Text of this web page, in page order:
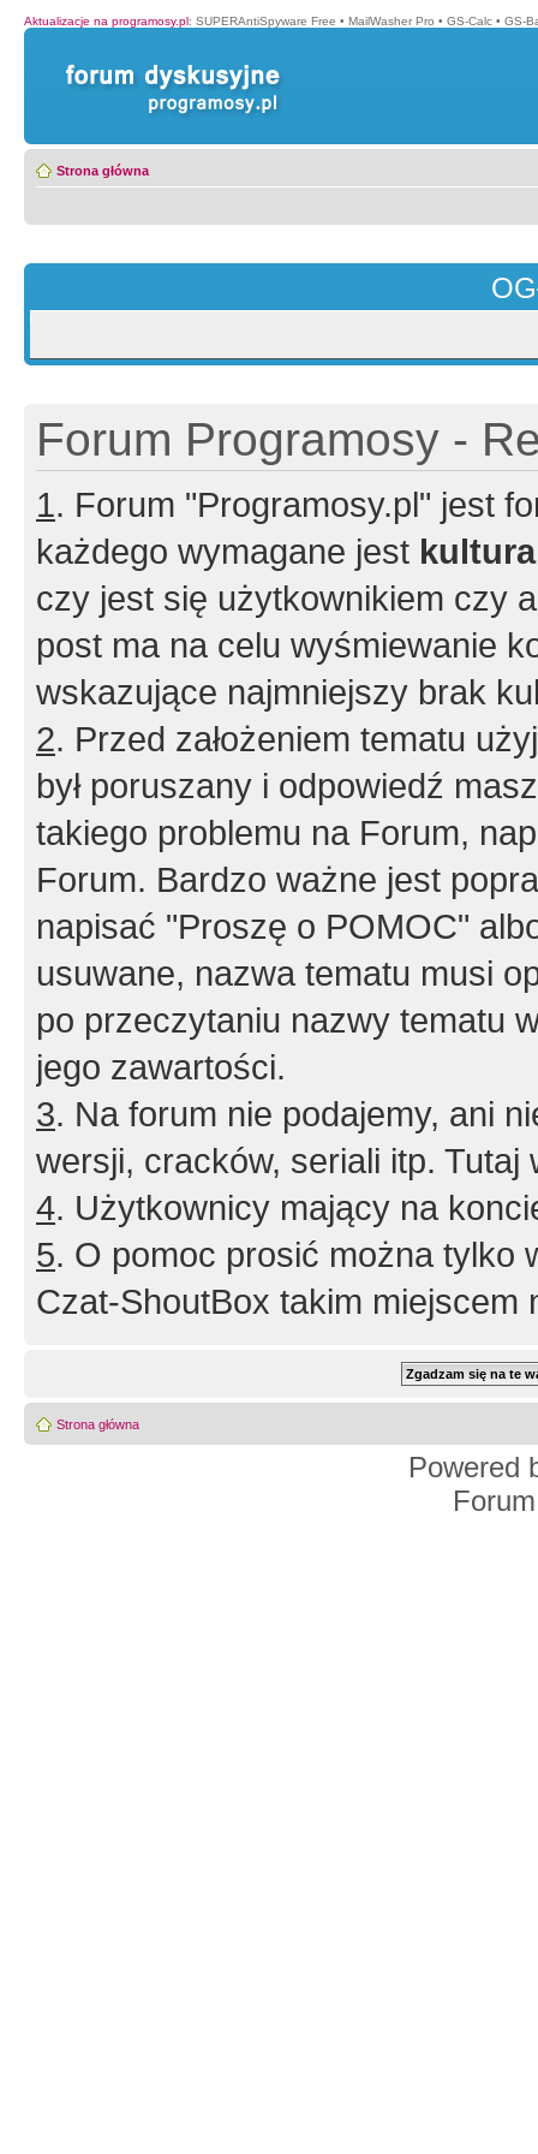
Aktualizacje na programosy.pl: SUPERAntiSpyware Free • MailWasher Pro • GS-Calc • GS-
Strona główna
Forum Programosy -
1. Forum "Programosy.pl" jest
każdego wymagane jest
czy jest się użytkownikiem czy
post ma na celu wyśmiewanie
wskazujące najmniejszy brak
2. Przed założeniem tematu
był poruszany i odpowiedź
takiego problemu na Forum,
Forum. Bardzo ważne jest
napisać "Proszę o POMOC"
usuwane, nazwa tematu musi
po przeczytaniu nazwy tematu
jego zawartości.
3. Na forum nie podajemy, ani
wersji, cracków, seriali itp. Tutaj
4. Użytkownicy mający na
5. O pomoc prosić można tylko
Czat-ShoutBox takim miejscem
Strona główna
Powered